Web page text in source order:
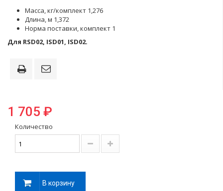
Масса, кг/комплект 1,276
Длина, м 1,372
Норма поставки, комплект 1
Для RSD02, ISD01, ISD02.
1 705 ₽
Количество
В корзину